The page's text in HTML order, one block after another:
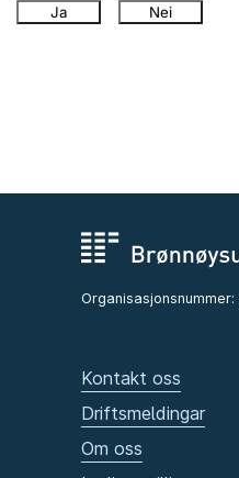
Ja Nei
Organisasjonsnummer:
Kontakt oss
Driftsmeldingar
Om oss